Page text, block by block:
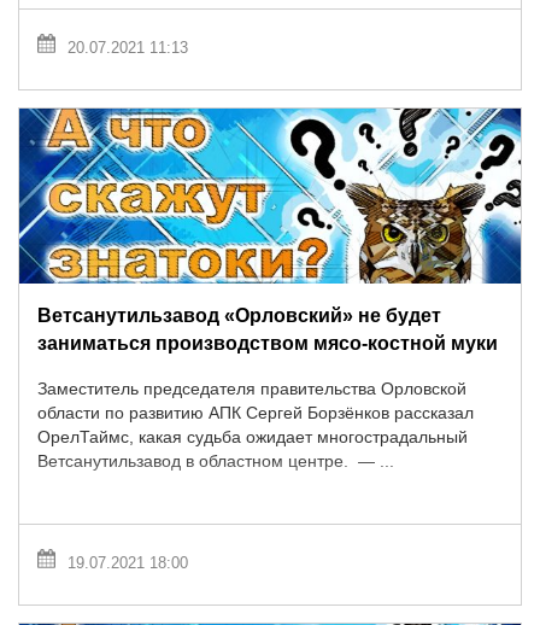
20.07.2021 11:13
Ветсанутильзавод «Орловский» не будет
заниматься производством мясо-костной муки
Заместитель председателя правительства Орловской
области по развитию АПК Сергей Борзёнков рассказал
ОрелТаймс, какая судьба ожидает многострадальный
Ветсанутильзавод в областном центре. — ...
19.07.2021 18:00